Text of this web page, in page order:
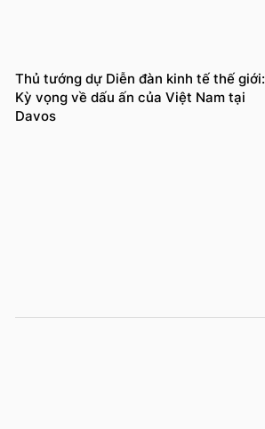
Thủ tướng dự Diễn đàn kinh tế thế giới:
Kỳ vọng về dấu ấn của Việt Nam tại
Davos